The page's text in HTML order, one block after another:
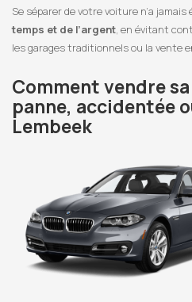
Se séparer de votre voiture n’a jamais
temps et de l’argent, en évitant
les garages traditionnels ou la vente
Comment vendre
panne, accidentée
Lembeek